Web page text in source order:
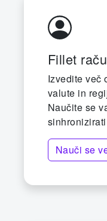
Fillet
Izvedite več
valute in
Naučite se
Nauči se